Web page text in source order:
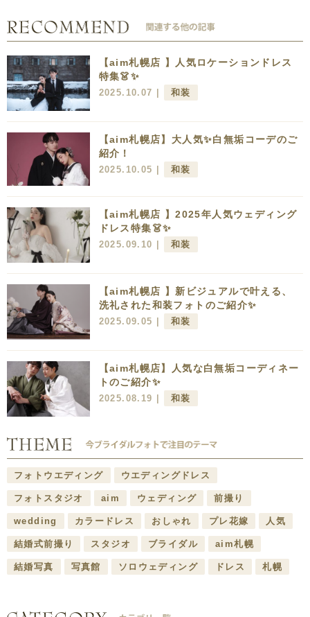
【aim札幌店 】人気ロケーションドレス
特集👗✨
2025.10.07 | 和装
【aim札幌店】大人気✨白無垢コーデのご
紹介！
2025.10.05 | 和装
【aim札幌店 】2025年人気ウェディング
ドレス特集👗✨
2025.09.10 | 和装
【aim札幌店 】新ビジュアルで叶える、
洗礼された和装フォトのご紹介✨
2025.09.05 | 和装
【aim札幌店】人気な白無垢コーディネー
トのご紹介✨
2025.08.19 | 和装
フォトウエディング ウエディングドレス
フォトスタジオ aim ウェディング 前撮り
wedding カラードレス おしゃれ プレ花嫁 人気
結婚式前撮り スタジオ ブライダル aim札幌
結婚写真 写真館 ソロウェディング ドレス 札幌